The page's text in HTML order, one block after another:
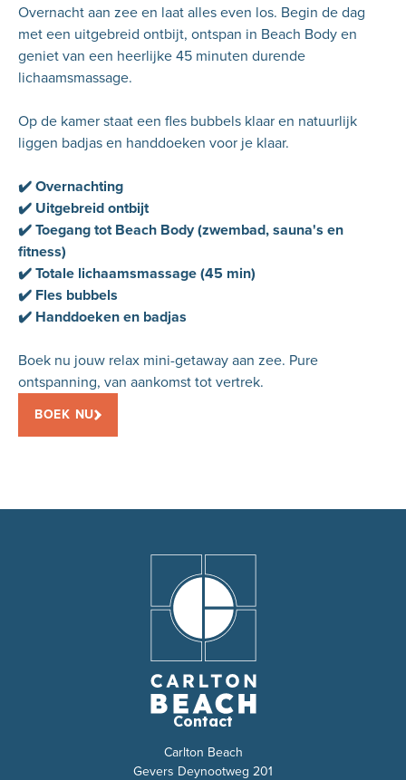
Overnacht aan zee en laat alles even los. Begin de dag
met een uitgebreid ontbijt, ontspan in Beach Body en
geniet van een heerlijke 45 minuten durende
lichaamsmassage.
Op de kamer staat een fles bubbels klaar en natuurlijk
liggen badjas en handdoeken voor je klaar.
✔️ Overnachting
✔️ Uitgebreid ontbijt
✔️ Toegang tot Beach Body (zwembad, sauna's en
fitness)
✔️ Totale lichaamsmassage (45 min)
✔️ Fles bubbels
✔️ Handdoeken en badjas
Boek nu jouw relax mini-getaway aan zee. Pure
ontspanning, van aankomst tot vertrek.
BOEK NU
Contact
Carlton Beach
Gevers Deynootweg 201